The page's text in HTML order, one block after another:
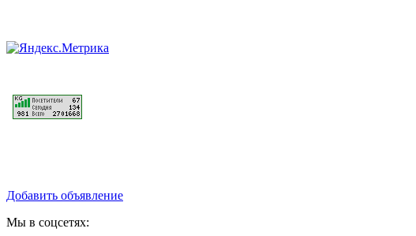
Добавить объявление
Мы в соцсетях: